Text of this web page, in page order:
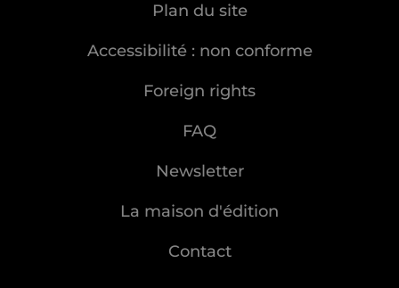
Plan du site
Accessibilité : non conforme
Foreign rights
FAQ
Newsletter
La maison d'édition
Contact